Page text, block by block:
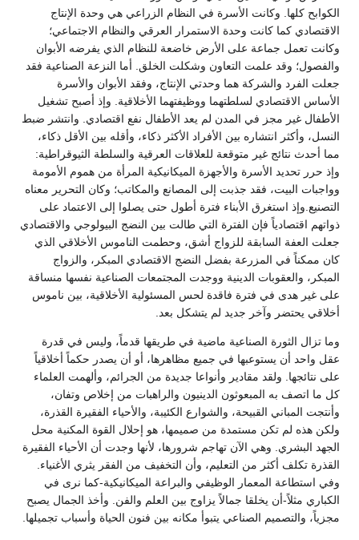
الكوابح كلها. وكانت الأسرة في النظام الزراعي هي وحدة الإنتاج
الاقتصادي كما كانت وحدة الاستمرار العرقي والنظام الاجتماعي؛
وكانت تعمل جماعة على الأرض خاضعة للنظام الذي يفرضه الأبوان
والفصول؛ وقد علمت التعاون وشكلت الخلق. أما النزعة الصناعية فقد
جعلت الفرد والشركة هما وحدتي الإنتاج، وفقد الأبوان والأسرة
الأساس الاقتصادي لسلطتهما ووظيفتهما الأخلاقية. وإذ أصبح تشغيل
الأطفال غير مجز في المدن لم يعد الأطفال نفع اقتصادي. وانتشر ضبط
النسل، وأكثر انتشاره بين الأفراد الأكثر ذكاء، وأقله بين الأقل ذكاء،
مما أحدث نتائج غير متوقعة للعلاقات العرقية والسلطة الثيوقراطية:
وإذ حرر تحديد الأسرة والأجهزة الميكانيكية المرأة من هموم الأمومة
وواجبات البيت، فقد جذبت إلى المصانع والمكاتب؛ وكان التحرير معناه
التصنيع.وإذ استغرق الأبناء فترة أطول حتى يصلوا إلى الاعتماد على
ذواتهم اقتصادياً فإن الفترة التي طالت بين النضج البيولوجي والاقتصادي
جعلت العفة السابقة للزواج أشق، وحطمت الناموس الأخلاقي الذي
كان ممكناً في المزرعة بفضل النضج الاقتصادي المبكر، والزواج
المبكر، والعقوبات الدينية ووجدت المجتمعات الصناعية نفسها منساقة
على غير هدى في فترة فاقدة لحس المسئولية الأخلاقية، بين ناموس
أخلاقي يحتضر وآخر جديد لم يتشكل بعد.
وما تزال الثورة الصناعية ماضية في طريقها قدماً، وليس في قدرة
عقل واحد أن يستوعبها في جميع مظاهرها، أو أن يصدر حكماً أخلاقياً
على نتائجها. ولقد مقادير وأنواعا جديدة من الجرائم، وألهمت العلماء
كل ما اتصف به المبعوثون الدينيون والراهبات من إخلاص وتفان،
وأنتجت المباني القبيحة، والشوارع الكئيبة، والأحياء الفقيرة القذرة،
ولكن هذه لم تكن مستمدة من صميمها، هو إحلال القوة المكنية محل
الجهد البشري. وهي الآن تهاجم شرورها، لأنها وجدت أن الأحياء الفقيرة
القذرة تكلف أكثر من التعليم، وأن التخفيف من الفقر يثري الأغنياء.
وفي استطاعة المعمار الوظيفي والبراعة الميكانيكية-كما نرى في
الكباري مثلاً-أن يخلقا جمالاً يزاوج بين العلم والفن. وأخذ الجمال يصبح
مجزياً، والتصميم الصناعي يتبوأ مكانه بين فنون الحياة وأسباب تجميلها.